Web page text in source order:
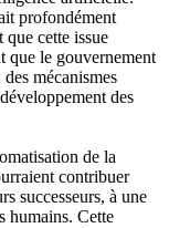
profondément
cette issue
que le gouvernement
mécanismes
des
de la
contribuer
successeurs, à une
humains. Cette